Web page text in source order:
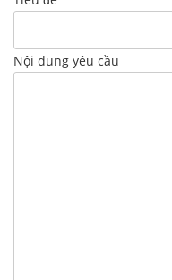
Nội dung yêu cầu